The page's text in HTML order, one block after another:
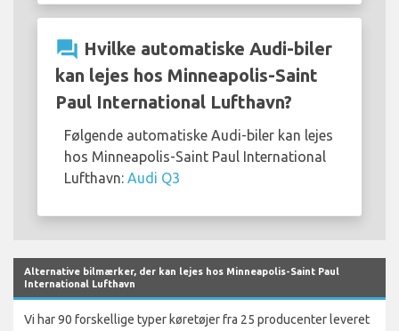
question_answer Hvilke automatiske Audi-biler
kan lejes hos Minneapolis-Saint
Paul International Lufthavn?
Følgende automatiske Audi-biler kan lejes
hos Minneapolis-Saint Paul International
Lufthavn: Audi Q3
Alternative bilmærker, der kan lejes hos Minneapolis-Saint Paul
International Lufthavn
Vi har 90 forskellige typer køretøjer fra 25 producenter leveret